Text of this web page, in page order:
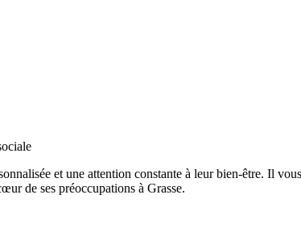
et une attention constante à leur bien-être. Il
de ses préoccupations à Grasse.